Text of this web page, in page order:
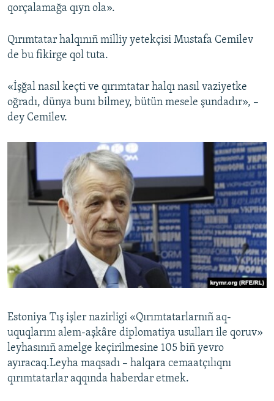
qorçalamağa qıyn ola».
Qırımtatar halqınıñ milliy yetekçisi Mustafa Cemilev
de bu fikirge qol tuta.
«İşğal nasıl keçti ve qırımtatar halqı nasıl vaziyetke
oğradı, dünya bunı bilmey, bütün mesele şundadır», –
dey Cemilev.
Estoniya Tış işler nazirligi «Qırımtatarlarnıñ aq-
uquqlarını alem-aşkâre diplomatiya usulları ile qoruv»
leyhasınıñ amelge keçirilmesine 105 biñ yevro
ayıracaq.Leyha maqsadı – halqara cemaatçılıqnı
qırımtatarlar aqqında haberdar etmek.